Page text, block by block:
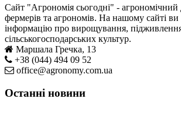
Сайт "Агрономія сьогодні" - агрономічний
фермерів та агрономів. На нашому сайті ви
інформацію про вирощування,
сільськогосподарських культур.
Маршала Гречка, 13
+38 (044) 494 09 52
office@agronomy.com.ua
Останні новини